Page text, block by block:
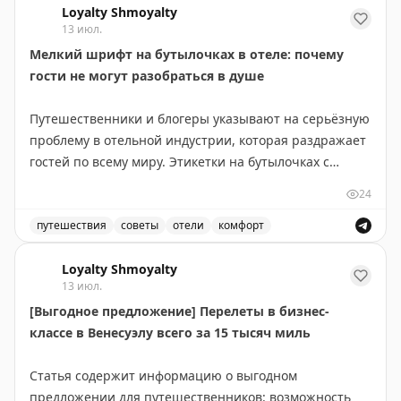
номер, а ужин превратился в экскурсию по винному
погребу. Канадский маршрут длиннее, но предлагает
более продолжительные красивые виды: озера и леса
Северного Онтарио, Канадские Скалистые горы.
Канаду и выделите 5-6 дней, посетив малые города
вроде Вавы или Муз-Джо. Если спешите — США
справедливо конкурируют, особенно если оставить
Points Miles and Bling| Original
Loyalty Shmoyalty
13 июл.
Мелкий шрифт на бутылочках в отеле: почему
гости не могут разобраться в душе
Путешественники и блогеры указывают на серьёзную
проблему в отельной индустрии, которая раздражает
гостей по всему миру. Этикетки на бутылочках с
практически невозможно прочитать без очков.
Проблема в том, что в ванной комнате, особенно в
душе, носить очки неудобно и непрактично. Гости
вынуждены либо надевать их в мокрую ванну, рискуя
их повредить, либо многократно выходить из душа,
предназначена. Это приводит к путанице — люди
24
путешествия советы отели комфорт
Loyalty Shmoyalty
13 июл.
[Выгодное предложение] Перелеты в бизнес-
классе в Венесуэлу всего за 15 тысяч миль
Статья содержит информацию о выгодном
предложении для путешественников: возможность